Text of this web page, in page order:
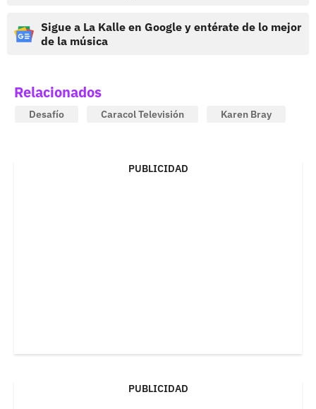
Sigue a La Kalle en Google y entérate de lo mejor
de la música
Relacionados
Desafío Caracol Televisión Karen Bray
PUBLICIDAD
PUBLICIDAD